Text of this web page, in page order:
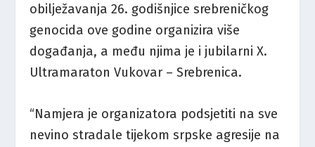
obilježavanja 26. godišnjice srebreničkog
genocida ove godine organizira više
događanja, a među njima je i jubilarni X.
Ultramaraton Vukovar – Srebrenica.
“Namjera je organizatora podsjetiti na sve
nevino stradale tijekom srpske agresije na